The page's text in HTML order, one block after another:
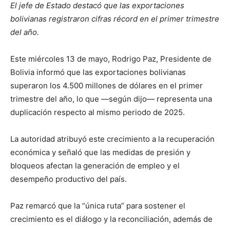
El jefe de Estado destacó que las exportaciones
bolivianas registraron cifras récord en el primer trimestre
del año.
Este miércoles 13 de mayo, Rodrigo Paz, Presidente de
Bolivia informó que las exportaciones bolivianas
superaron los 4.500 millones de dólares en el primer
trimestre del año, lo que —según dijo— representa una
duplicación respecto al mismo periodo de 2025.
La autoridad atribuyó este crecimiento a la recuperación
económica y señaló que las medidas de presión y
bloqueos afectan la generación de empleo y el
desempeño productivo del país.
Paz remarcó que la “única ruta” para sostener el
crecimiento es el diálogo y la reconciliación, además de